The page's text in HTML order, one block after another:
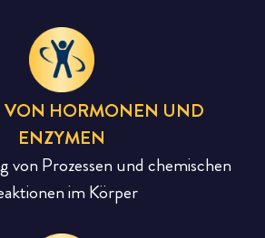
VON HORMONEN UND
ENZYMEN
von Prozessen und chemischen
im Körper